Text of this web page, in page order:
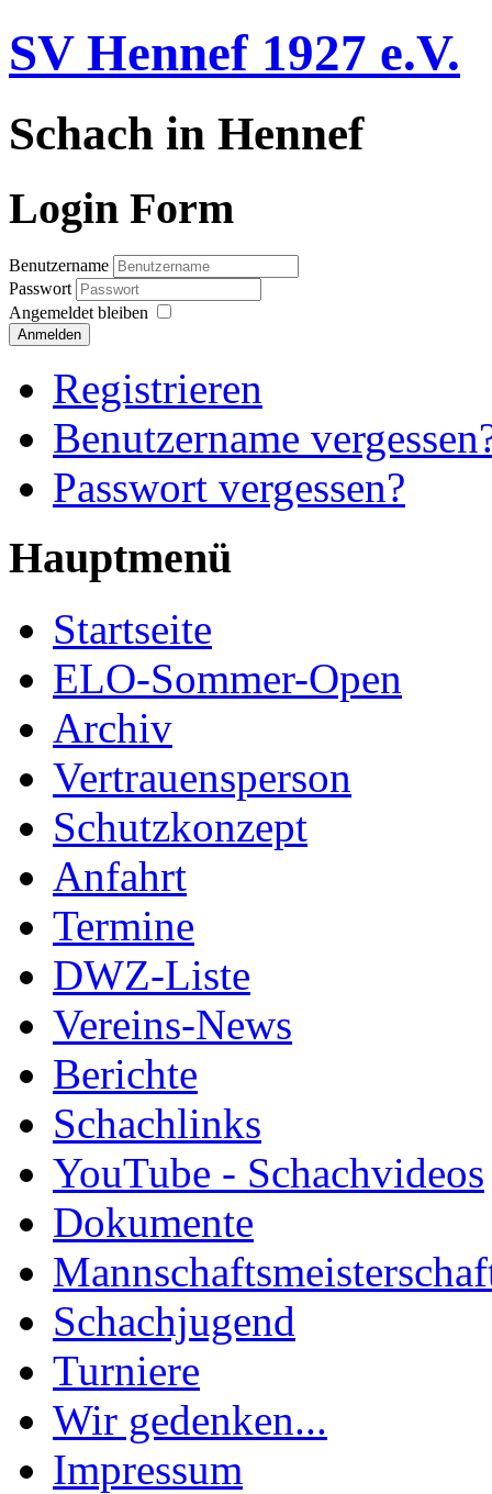
SV Hennef 1927 e.V.
Schach in Hennef
Login Form
Benutzername
Passwort
Angemeldet bleiben
Anmelden
Registrieren
Benutzername
Passwort vergessen?
Hauptmenü
Startseite
ELO-Sommer-Open
Archiv
Vertrauensperson
Schutzkonzept
Anfahrt
Termine
DWZ-Liste
Vereins-News
Berichte
Schachlinks
YouTube - Schachvideos
Dokumente
Schachjugend
Turniere
Wir gedenken...
Impressum